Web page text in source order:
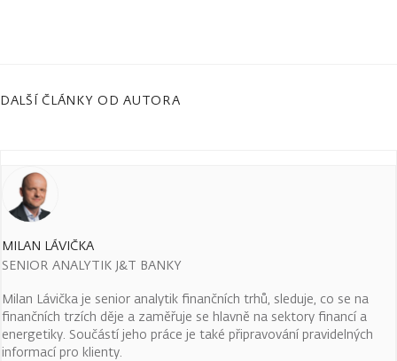
DALŠÍ ČLÁNKY OD AUTORA
MILAN LÁVIČKA
SENIOR ANALYTIK J&T BANKY
Milan Lávička je senior analytik finančních trhů, sleduje, co se na
finančních trzích děje a zaměřuje se hlavně na sektory financí a
energetiky. Součástí jeho práce je také připravování pravidelných
informací pro klienty.